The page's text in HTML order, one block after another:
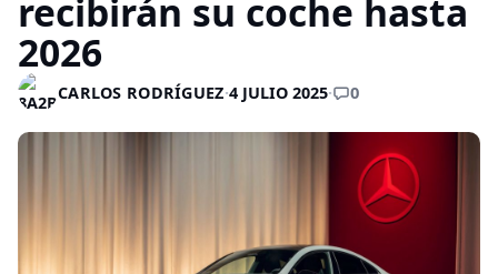
recibirán su coche hasta
2026
CARLOS RODRÍGUEZ·4 JULIO 2025· 0